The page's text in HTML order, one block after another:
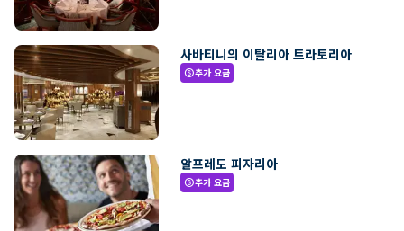
사바티니의 이탈리아 트라토리아
paid추가 요금
알프레도 피자리아
paid추가 요금